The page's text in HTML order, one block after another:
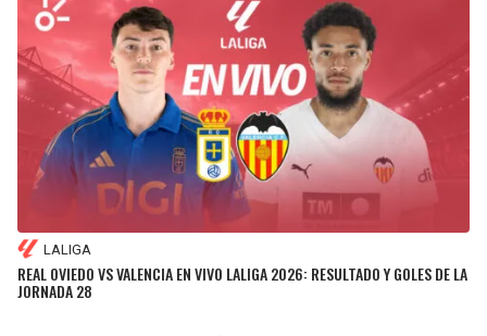
LALIGA
REAL OVIEDO VS VALENCIA EN VIVO LALIGA 2026: RESULTADO Y GOLES DE LA
JORNADA 28